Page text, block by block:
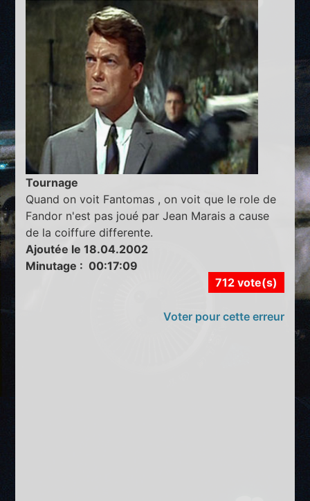
Tournage
Quand on voit Fantomas , on voit que le role de
Fandor n'est pas joué par Jean Marais a cause
de la coiffure differente.
Ajoutée le 18.04.2002
Minutage : 00:17:09
712 vote(s)
Voter pour cette erreur